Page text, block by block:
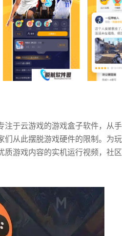
于云游戏的游戏盒子软件，从
从此摆脱游戏硬件的限制。为
游戏内容的实机运行视频，社